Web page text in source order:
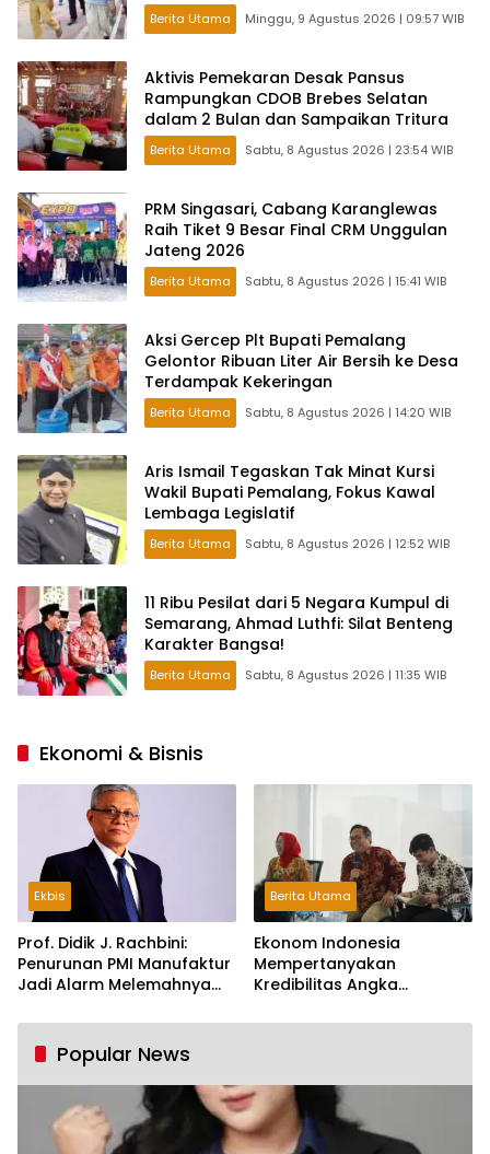
Berita Utama Minggu, 9 Agustus 2026 | 09:57 WIB
Aktivis Pemekaran Desak Pansus
Rampungkan CDOB Brebes Selatan
dalam 2 Bulan dan Sampaikan Tritura
Berita Utama Sabtu, 8 Agustus 2026 | 23:54 WIB
PRM Singasari, Cabang Karanglewas
Raih Tiket 9 Besar Final CRM Unggulan
Jateng 2026
Berita Utama Sabtu, 8 Agustus 2026 | 15:41 WIB
Aksi Gercep Plt Bupati Pemalang
Gelontor Ribuan Liter Air Bersih ke Desa
Terdampak Kekeringan
Berita Utama Sabtu, 8 Agustus 2026 | 14:20 WIB
Aris Ismail Tegaskan Tak Minat Kursi
Wakil Bupati Pemalang, Fokus Kawal
Lembaga Legislatif
Berita Utama Sabtu, 8 Agustus 2026 | 12:52 WIB
11 Ribu Pesilat dari 5 Negara Kumpul di
Semarang, Ahmad Luthfi: Silat Benteng
Karakter Bangsa!
Berita Utama Sabtu, 8 Agustus 2026 | 11:35 WIB
Ekonomi & Bisnis
Ekbis
Prof. Didik J. Rachbini:
Penurunan PMI Manufaktur
Jadi Alarm Melemahnya
Berita Utama
Ekonom Indonesia
Mempertanyakan
Kredibilitas Angka
Tumbuh Tapi Rapuh
Popular News